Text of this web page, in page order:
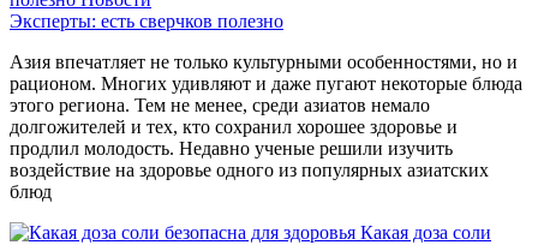
Эксперты: есть сверчков полезно
Азия впечатляет не только культурными особенностями, но и
рационом. Многих удивляют и даже пугают некоторые блюда
этого региона. Тем не менее, среди азиатов немало
долгожителей и тех, кто сохранил хорошее здоровье и
продлил молодость. Недавно ученые решили изучить
воздействие на здоровье одного из популярных азиатских
блюд
Какая доза соли